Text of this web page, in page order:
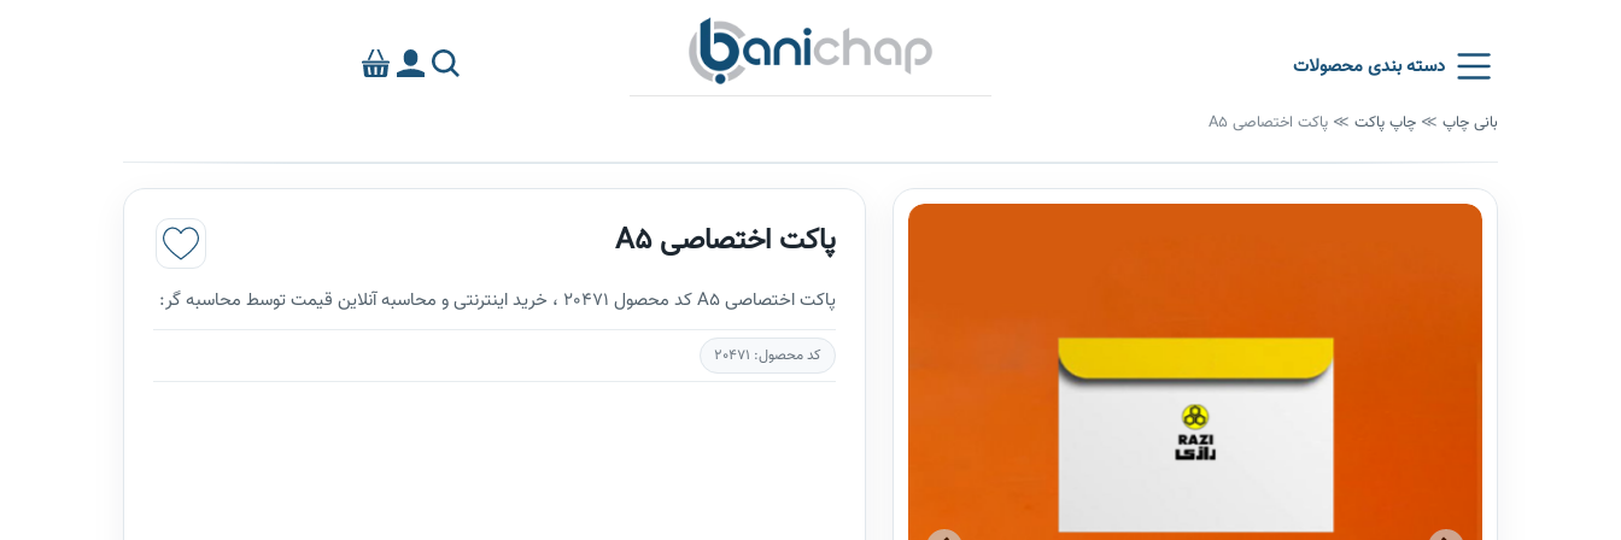
دسته بندی محصولات
بانی چاپ ≫ چاپ پاکت ≫ پاکت اختصاصی A5
پاکت اختصاصی A5
پاکت اختصاصی A5 کد محصول 20471 ، خرید اینترنتی و محاسبه آنلاین قیمت توسط محاسبه گر:
کد محصول: 20471